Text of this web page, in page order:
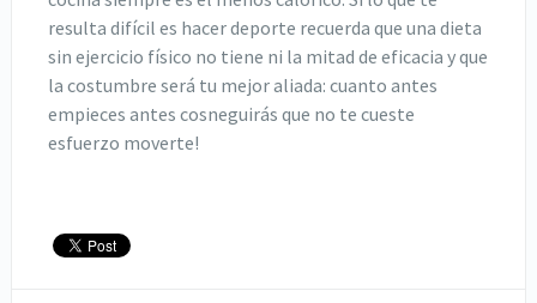
resulta difícil es hacer deporte recuerda que una dieta
sin ejercicio físico no tiene ni la mitad de eficacia y que
la costumbre será tu mejor aliada: cuanto antes
empieces antes cosneguirás que no te cueste
esfuerzo moverte!